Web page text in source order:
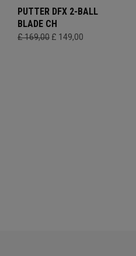
PUTTER DFX 2-BALL
BLADE CH
£ 169,00 £ 149,00